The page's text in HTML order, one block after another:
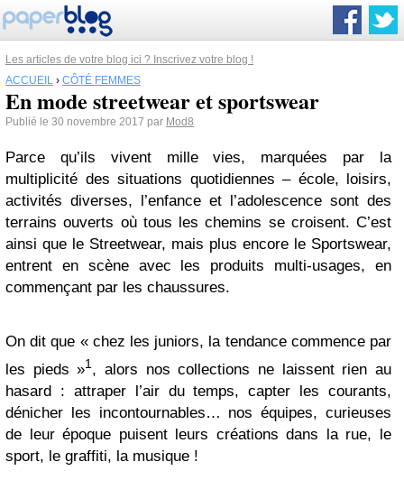
Les articles de votre blog ici ? Inscrivez votre blog !
ACCUEIL › CÔTÉ FEMMES
En mode streetwear et sportswear
Publié le 30 novembre 2017 par Mod8
Parce qu’ils vivent mille vies, marquées par la
multiplicité des situations quotidiennes – école, loisirs,
activités diverses, l’enfance et l’adolescence sont des
terrains ouverts où tous les chemins se croisent. C’est
ainsi que le Streetwear, mais plus encore le Sportswear,
entrent en scène avec les produits multi-usages, en
commençant par les chaussures.
On dit que « chez les juniors, la tendance commence par
les pieds »1 , alors nos collections ne laissent rien au
hasard : attraper l’air du temps, capter les courants,
dénicher les incontournables… nos équipes, curieuses
de leur époque puisent leurs créations dans la rue, le
sport, le graffiti, la musique !